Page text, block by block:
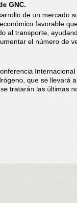
GNC.
de un mercado
favorable
al transporte,
el número de
Internacional
que se llevará
tratarán las últimas